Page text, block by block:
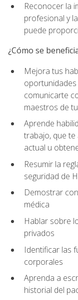
Reconocer la
profesional y
puede
¿Cómo se
Mejora tus
comunicarte
maestros de
Aprende
trabajo, que
actual u
Resumir la
seguridad de
Demostrar
médica
Hablar sobre
privados
Identificar las
corporales
Aprenda a
historial del